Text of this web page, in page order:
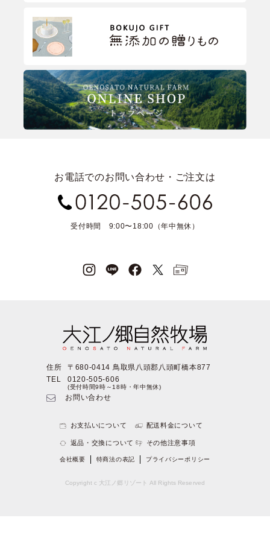
お電話でのお問い合わせ・ご注文は
受付時間 9:00〜18:00（年中無休）
住所
〒680-0414 鳥取県八頭郡八頭町橋本877
TEL
0120-505-606
(受付時間9時～18時・年中無休)
お問い合わせ
お支払いについて 配送料金について
返品・交換について その他注意事項
会社概要 特商法の表記 プライバシーポリシー
Copyright c 大江ノ郷リゾート All Rights Reserved